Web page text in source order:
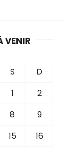
VENIR
S
D
1
2
8
9
15
16